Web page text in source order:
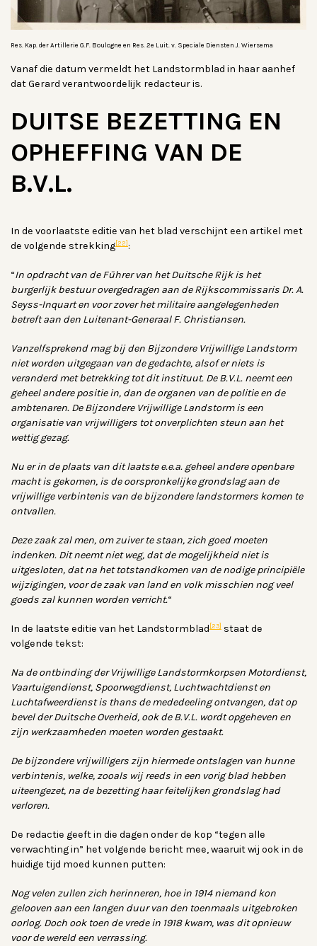
Res. Kap. der Artillerie G.F. Boulogne en Res. 2e Luit. v. Speciale Diensten J. Wiersema
Vanaf die datum vermeldt het Landstormblad in haar aanhef
dat Gerard verantwoordelijk redacteur is.
DUITSE BEZETTING EN
OPHEFFING VAN DE
B.V.L.
In de voorlaatste editie van het blad verschijnt een artikel met
de volgende strekking[22] :
“In opdracht van de Führer van het Duitsche Rijk is het
burgerlijk bestuur overgedragen aan de Rijkscommissaris Dr. A.
Seyss-Inquart en voor zover het militaire aangelegenheden
betreft aan den Luitenant-Generaal F. Christiansen.
Vanzelfsprekend mag bij den Bijzondere Vrijwillige Landstorm
niet worden uitgegaan van de gedachte, alsof er niets is
veranderd met betrekking tot dit instituut. De B.V.L. neemt een
geheel andere positie in, dan de organen van de politie en de
ambtenaren. De Bijzondere Vrijwillige Landstorm is een
organisatie van vrijwilligers tot onverplichten steun aan het
wettig gezag.
Nu er in de plaats van dit laatste e.e.a. geheel andere openbare
macht is gekomen, is de oorspronkelijke grondslag aan de
vrijwillige verbintenis van de bijzondere landstormers komen te
ontvallen.
Deze zaak zal men, om zuiver te staan, zich goed moeten
indenken. Dit neemt niet weg, dat de mogelijkheid niet is
uitgesloten, dat na het totstandkomen van de nodige principiële
wijzigingen, voor de zaak van land en volk misschien nog veel
goeds zal kunnen worden verricht.“
In de laatste editie van het Landstormblad [23] staat de
volgende tekst:
Na de ontbinding der Vrijwillige Landstormkorpsen Motordienst,
Vaartuigendienst, Spoorwegdienst, Luchtwachtdienst en
Luchtafweerdienst is thans de mededeeling ontvangen, dat op
bevel der Duitsche Overheid, ook de B.V.L. wordt opgeheven en
zijn werkzaamheden moeten worden gestaakt.
De bijzondere vrijwilligers zijn hiermede ontslagen van hunne
verbintenis, welke, zooals wij reeds in een vorig blad hebben
uiteengezet, na de bezetting haar feitelijken grondslag had
verloren.
De redactie geeft in die dagen onder de kop “tegen alle
verwachting in” het volgende bericht mee, waaruit wij ook in de
huidige tijd moed kunnen putten:
Nog velen zullen zich herinneren, hoe in 1914 niemand kon
gelooven aan een langen duur van den toenmaals uitgebroken
oorlog. Doch ook toen de vrede in 1918 kwam, was dit opnieuw
voor de wereld een verrassing.